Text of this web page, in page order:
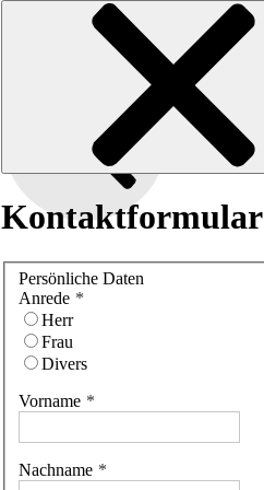
Kontaktformular
Persönliche Daten
Anrede
Herr
Frau
Divers
Vorname
Nachname